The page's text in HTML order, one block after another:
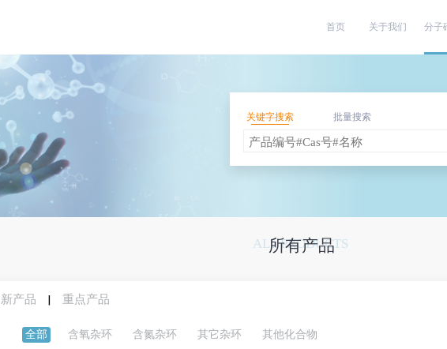
首页 关于我们 分子
关键字搜索 批量搜索
ALL PRODUCTS
所有产品
新产品 | 重点产品
全部 含氧杂环 含氮杂环 其它杂环 其他化合物